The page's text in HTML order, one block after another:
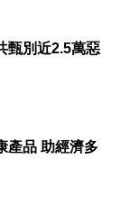
甄別近2.5萬惡
產品 助經濟多